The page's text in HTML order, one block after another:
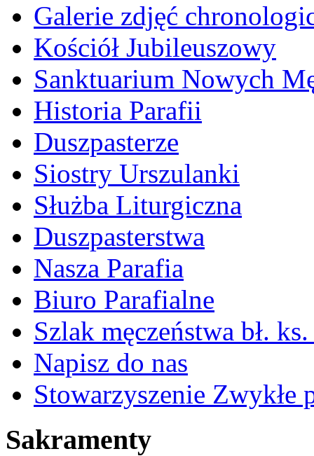
Galerie zdjęć
Kościół Jubileuszowy
Sanktuarium Nowych
Historia Parafii
Duszpasterze
Siostry Urszulanki
Służba Liturgiczna
Duszpasterstwa
Nasza Parafia
Biuro Parafialne
Szlak męczeństwa bł.
Napisz do nas
Stowarzyszenie Zwykłe
Sakramenty